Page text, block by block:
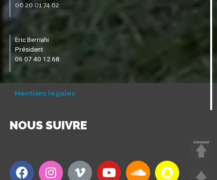
06 20 01 74 62
Eric Berriahi
Président
06 07 40 12 68
Mentions légales
NOUS SUIVRE